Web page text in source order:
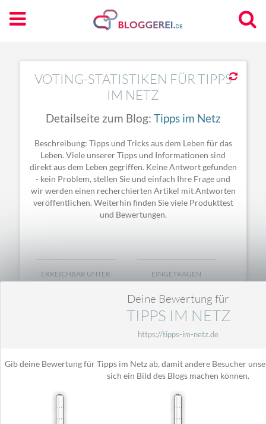
Deine Bewertung für
TIPPS IM NETZ
https://tipps-im-netz.de
Gib deine Bewertung für Tipps im Netz ab, damit andere Besucher
sich ein Bild des Blogs machen können.
VOTING-STATISTIKEN FÜR TIPPS
IM NETZ
Detailseite zum Blog: Tipps im Netz
Beschreibung: Tipps und Tricks aus dem Leben für das
Leben. Viele unserer Tipps und Informationen sind
direkt aus dem Leben gegriffen. Keine Antwort gefunden
- kein Problem, stellen Sie und einfach Ihre Frage und
wir werden einen recherchierten Artikel mit Antworten
veröffentlichen. Weiterhin finden Sie viele Produkttest
und Bewertungen.
ERREICHBAR UNTER EINGETRAGEN
25.03.2015
BLOGRANK LETZTES POSTING
02.12.2024
10:02